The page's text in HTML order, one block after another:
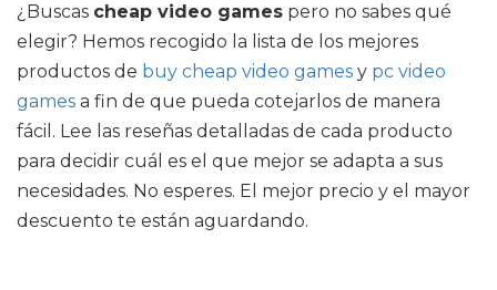
¿Buscas cheap video games pero no sabes qué
elegir? Hemos recogido la lista de los mejores
productos de buy cheap video games y pc video
games a fin de que pueda cotejarlos de manera
fácil. Lee las reseñas detalladas de cada producto
para decidir cuál es el que mejor se adapta a sus
necesidades. No esperes. El mejor precio y el mayor
descuento te están aguardando.